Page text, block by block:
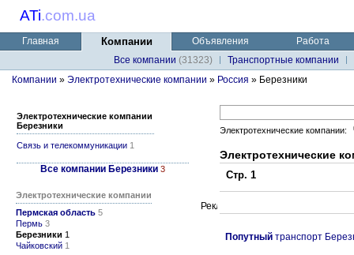
ATi.com.ua
Главная Компании Объявления
Работа
Все компании (31323)
Транспортные компании
Компании » Электротехнические компании » Россия » Березники
Электротехнические компании
Березники
Связь и телекоммуникации 1
Все компании Березники 3
Электротехнические компании
Пермская область 5
Пермь 3
Березники 1
Чайковский 1
Электротехнические компании:
Электротехнические
Стр. 1
Попутный транспорт